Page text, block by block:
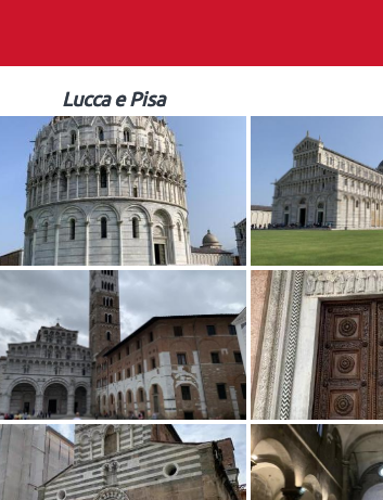
Lucca e Pisa